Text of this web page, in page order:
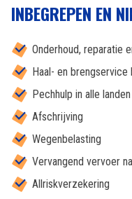
INBEGREPEN EN
Onderhoud, reparatie
Haal- en brengservice
Pechhulp in alle
Afschrijving
Wegenbelasting
Vervangend vervoer
Allriskverzekering